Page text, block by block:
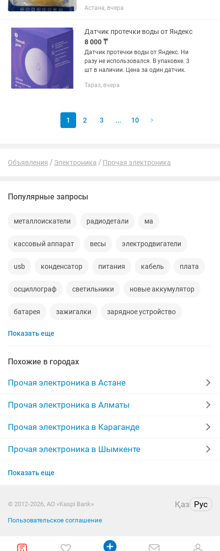
Астана, вчера
Датчик протечки воды от Яндекс
8 000 ₸
Датчик протечки воды от Яндекс. Ни
разу не использовался. В упаковке. 3
шт в наличии. Цена за один датчик.
Тараз, вчера
1 2 3 ... 10
Объявления Электроника Прочая электроника
Популярные запросы
металлоискатели радиодетали ма
кассовый аппарат весы электродвигатели
usb конденсатор питания кабель плата
осциллограф светильники новые аккумулятор
батарея зажигалки зарядное устройство
плафоны
фонарь трансформаторы
блок питания цен станции
терминалы кнопки термометр
hdmi лазерная указка реле
Показать еще
Похожие в городах
Прочая электроника в Астане
Прочая электроника в Алматы
Прочая электроника в Караганде
Прочая электроника в Шымкенте
Прочая электроника в Усть-Каменогорске
Прочая электроника в Актау
Прочая электроника в Павлодаре
Показать еще
© 2012-2026, АО «Kaspi Bank» Қаз Рус
Пользовательское соглашение